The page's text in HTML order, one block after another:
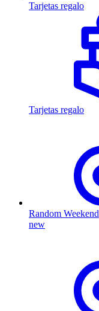
Tarjetas regalo
Tarjetas regalo
Random Weekend
new